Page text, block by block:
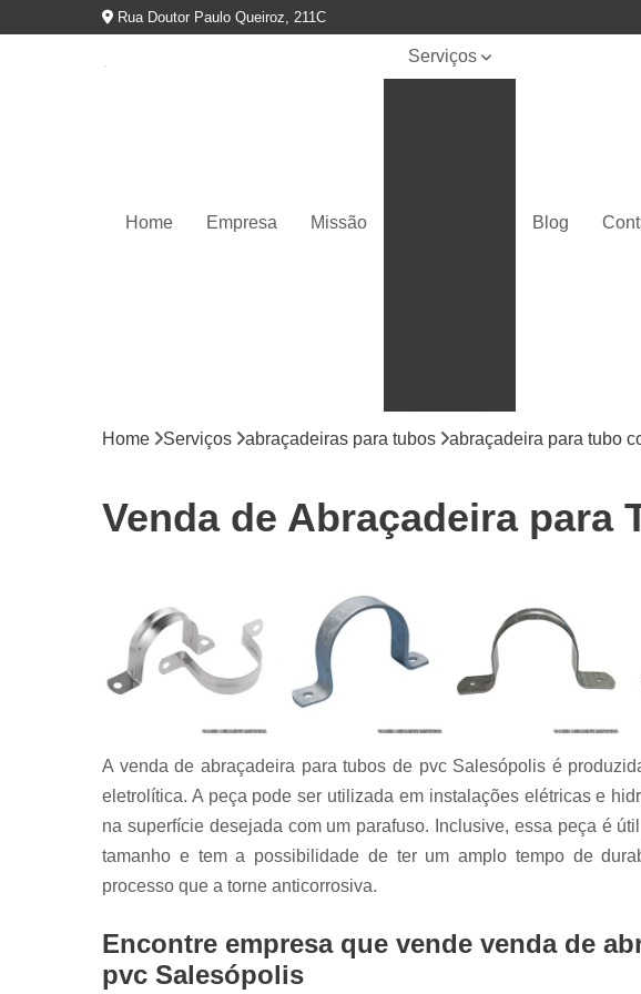
Rua Doutor Paulo Queiroz, 211C
Home Empresa Missão
Serviços
Abraçadeiras
Abraçadeiras
tipo u
Abraçadeiras
Barras
roscadas
Grampos c
Grampos u
Mãos
francesas
Parafusos
Blog
Home Serviços abraçadeiras para tubos abraçadeira para tubo
Venda de Abraçadeira para
A venda de abraçadeira para tubos de pvc Salesópolis é
eletrolítica. A peça pode ser utilizada em instalações elétricas e
na superfície desejada com um parafuso. Inclusive, essa peça é
tamanho e tem a possibilidade de ter um amplo tempo de
processo que a torne anticorrosiva.
Encontre empresa que vende venda de
pvc Salesópolis